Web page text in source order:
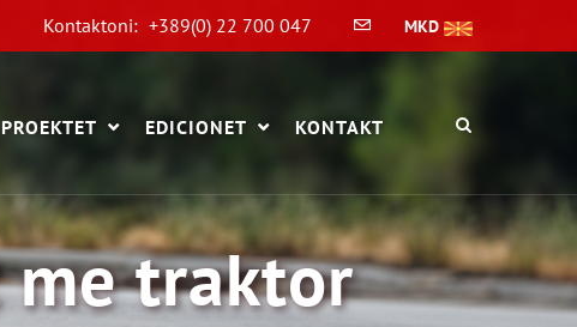
Kontaktoni: +389(0) 22 700 047 MKD
PROEKTET EDICIONET KONTAKT
traktor